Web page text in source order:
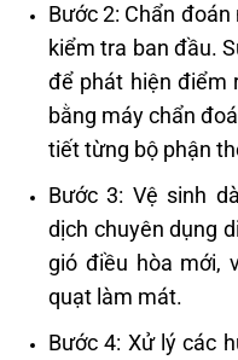
Bước 2: Chẩn
kiểm tra ban đầu.
để phát hiện điểm
bằng máy chẩn
tiết từng bộ phận
Bước 3: Vệ sinh
dịch chuyên dụng
gió điều hòa mới,
quạt làm mát.
Bước 4: Xử lý các